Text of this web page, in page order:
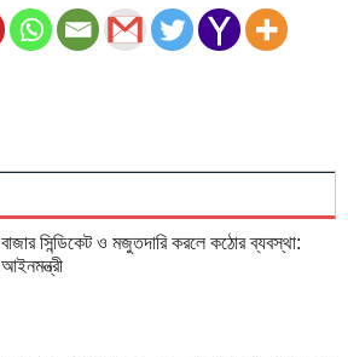
বাজার সিন্ডিকেট ও মজুতদারি করলে কঠোর ব্যবস্থা:
আইনমন্ত্রী